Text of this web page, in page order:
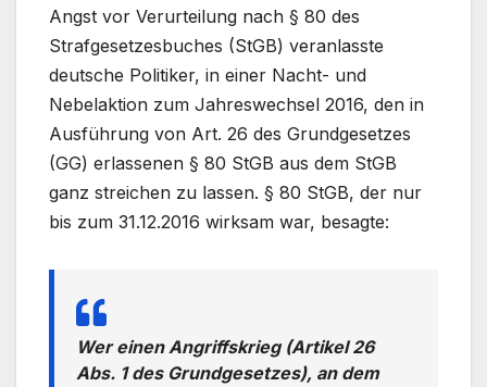
Angst vor Verurteilung nach § 80 des
Strafgesetzesbuches (StGB) veranlasste
deutsche Politiker, in einer Nacht- und
Nebelaktion zum Jahreswechsel 2016, den in
Ausführung von Art. 26 des Grundgesetzes
(GG) erlassenen § 80 StGB aus dem StGB
ganz streichen zu lassen. § 80 StGB, der nur
bis zum 31.12.2016 wirksam war, besagte:
Wer einen Angriffskrieg (Artikel 26
Abs. 1 des Grundgesetzes), an dem